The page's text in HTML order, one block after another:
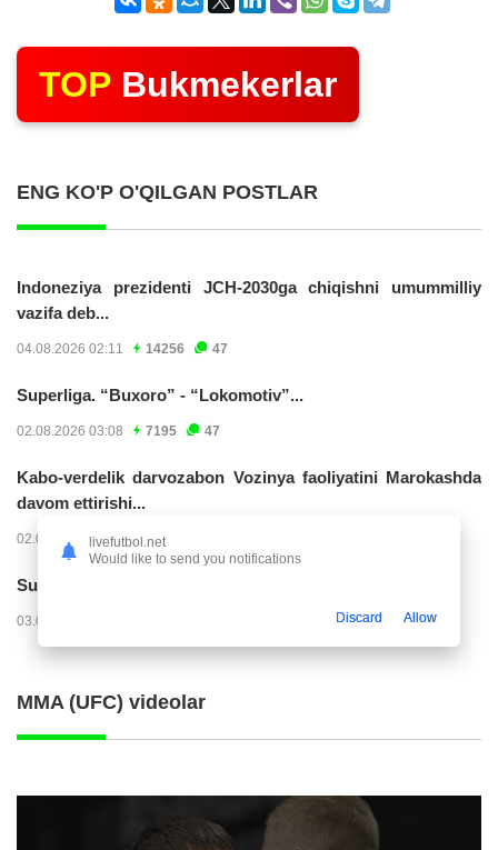
TOP Bukmekerlar
ENG KO'P O'QILGAN POSTLAR
Indoneziya prezidenti JCH-2030ga chiqishni umummilliy
vazifa deb...
04.08.2026 02:11 14256 47
Superliga. “Buxoro” - “Lokomotiv”...
02.08.2026 03:08 7195 47
Kabo-verdelik darvozabon Vozinya faoliyatini Marokashda
davom ettirishi...
02.08.2026 01:08 3942
Superliga. "Dinamo" – "Neftchi" (matnli...
03.08.2026 20:32
MMA (UFC) videolar
livefutbol.net
Would like to send you notifications
Discard Allow